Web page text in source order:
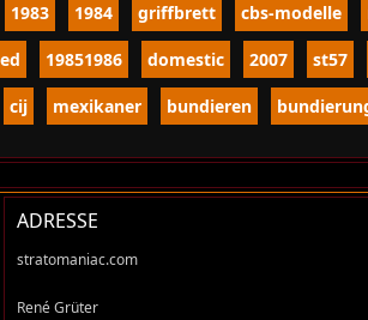
1983 1984 griffbrett cbs-modelle
19851986 domestic 2007 st57
cij mexikaner bundieren
ADRESSE
stratomaniac.com
René Grüter